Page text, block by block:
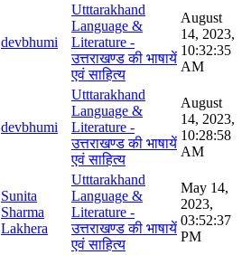
devbhumi
Utttarakhand
Language &
Literature -
उत्तराखण्ड की भाषायें
एवं साहित्य
August
14, 2023,
10:32:35
AM
devbhumi
Utttarakhand
Language &
Literature -
उत्तराखण्ड की भाषायें
एवं साहित्य
August
14, 2023,
10:28:58
AM
Sunita
Sharma
Lakhera
Utttarakhand
Language &
Literature -
उत्तराखण्ड की भाषायें
एवं साहित्य
May 14,
2023,
03:52:37
PM